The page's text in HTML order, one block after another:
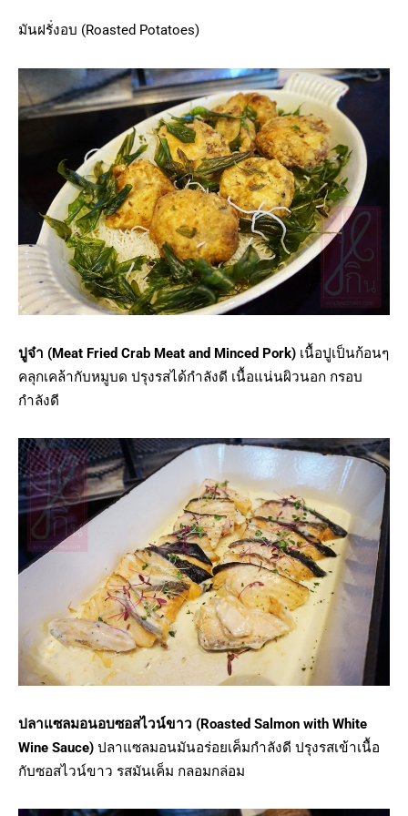
มันฝรั่งอบ (Roasted Potatoes)
ปูจ๋า (Meat Fried Crab Meat and Minced Pork) เนื้อปูเป็นก้อนๆ
คลุกเคล้ากับหมูบด ปรุงรสได้กำลังดี เนื้อแน่นผิวนอก กรอบ
กำลังดี
ปลาแซลมอนอบซอสไวน์ขาว (Roasted Salmon with White
Wine Sauce) ปลาแซลมอนมันอร่อยเค็มกำลังดี ปรุงรสเข้าเนื้อ
กับซอสไวน์ขาว รสมันเค็ม กลอมกล่อม